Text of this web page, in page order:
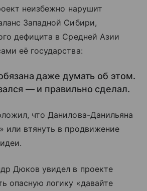
неизбежно нарушит
Западной Сибири,
дефицита в Средней Азии
её государства:
даже думать об этом.
— и правильно сделал.
что Данилова-Данильяна
или втянуть в продвижение
Дюков увидел в проекте
опасную логику «давайте